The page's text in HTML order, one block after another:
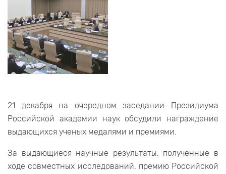
21 декабря на очередном заседании Президиума
Российской академии наук обсудили награждение
выдающихся ученых медалями и премиями.
За выдающиеся научные результаты, полученные в
ходе совместных исследований, премию Российской